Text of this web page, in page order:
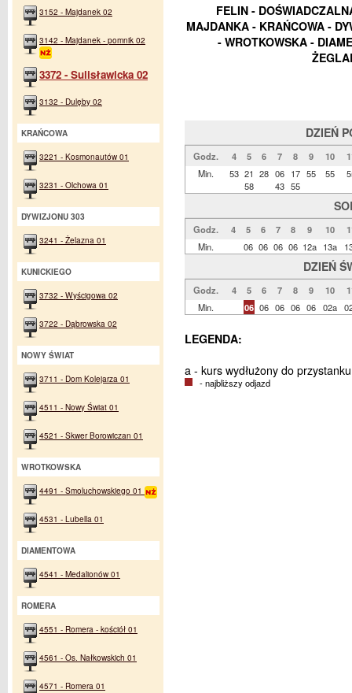
FELIN -
MAJDANKA - KRAŃCOWA -
- WROTKOWSKA -
DZIEŃ
Godz. 4 5 6 7 8 9 10
Min.
53 21
58
28 06
43
17
55
55 55
Godz. 4 5 6 7 8 9 10
Min.
06 06 06 06 12a 13a
DZIEŃ
Godz. 4 5 6 7 8 9 10
Min.
06 06 06 06 06 02a
LEGENDA:
a - kurs wydłużony do
- najbliższy odjazd
3152 - Majdanek 02
3142 - Majdanek - pomnik 02
3372 - Sulisławicka 02
3132 - Dulęby 02
KRAŃCOWA
3221 - Kosmonautów 01
3231 - Olchowa 01
DYWIZJONU 303
3241 - Żelazna 01
KUNICKIEGO
3732 - Wyścigowa 02
3722 - Dąbrowska 02
NOWY ŚWIAT
3711 - Dom Kolejarza 01
4511 - Nowy Świat 01
4521 - Skwer Borowiczan 01
WROTKOWSKA
4491 - Smoluchowskiego 01
4531 - Lubella 01
DIAMENTOWA
4541 - Medalionów 01
ROMERA
4551 - Romera - kościół 01
4561 - Os. Nałkowskich 01
4571 - Romera 01